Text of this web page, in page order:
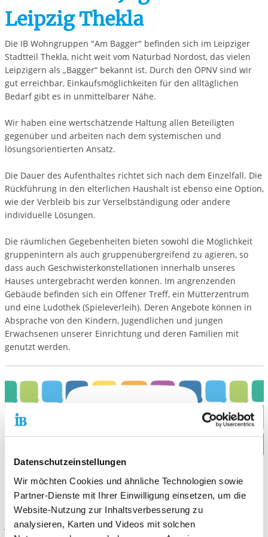
Datenschutzeinstellungen
Wir möchten Cookies und ähnliche Technologien sowie
Partner-Dienste mit Ihrer Einwilligung einsetzen, um die
Website-Nutzung zur Inhaltsverbesserung zu
analysieren, Karten und Videos mit solchen
Leipzig Thekla
Die IB Wohngruppen "Am Bagger" befinden sich im Leipziger
Stadtteil Thekla, nicht weit vom Naturbad Nordost, das vielen
Leipzigern als „Bagger“ bekannt ist. Durch den ÖPNV sind wir
gut erreichbar, Einkaufsmöglichkeiten für den alltäglichen
Bedarf gibt es in unmittelbarer Nähe.
Wir haben eine wertschätzende Haltung allen Beteiligten
gegenüber und arbeiten nach dem systemischen und
lösungsorientierten Ansatz.
Die Dauer des Aufenthaltes richtet sich nach dem Einzelfall. Die
Rückführung in den elterlichen Haushalt ist ebenso eine Option,
wie der Verbleib bis zur Verselbständigung oder andere
individuelle Lösungen.
Die räumlichen Gegebenheiten bieten sowohl die Möglichkeit
gruppenintern als auch gruppenübergreifend zu agieren, so
dass auch Geschwisterkonstellationen innerhalb unseres
Hauses untergebracht werden können. Im angrenzenden
Gebäude befinden sich ein Offener Treff, ein Mütterzentrum
und eine Ludothek (Spieleverleih). Deren Angebote können in
Absprache von den Kindern, Jugendlichen und jungen
Erwachsenen unserer Einrichtung und deren Familien mit
genutzt werden.
Aktuelle Platzsituation
Kinderwohngruppe, Mädchen zwischen 3 und 6 Jahre
(Doppelzimmerbelegung)
Kinder- und Jugendwohngruppe, Mädchen zwischen 10 und 12
Jahre (Doppelzimmerbelegung)